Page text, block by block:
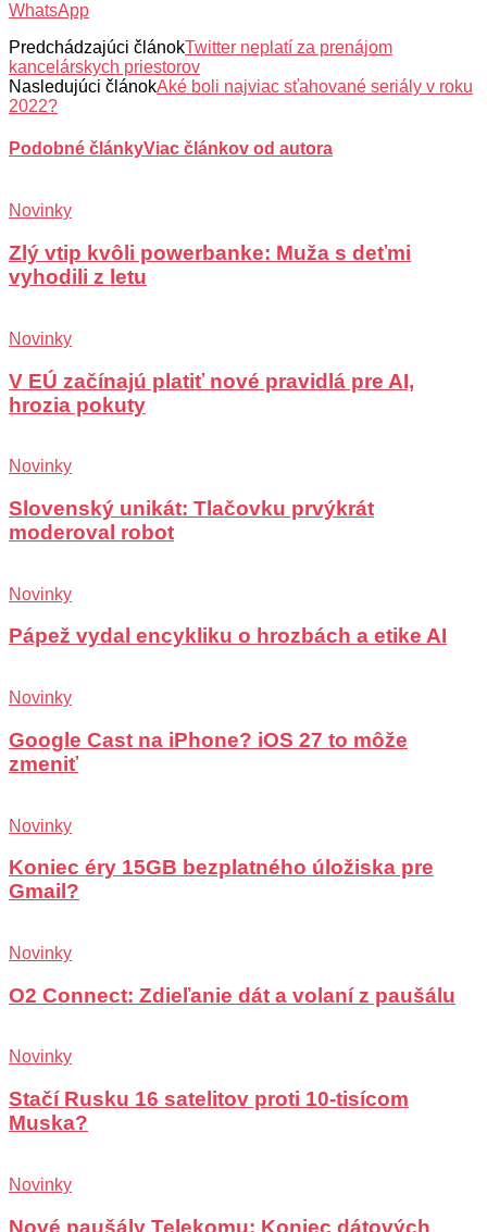
WhatsApp
Predchádzajúci článokTwitter neplatí za prenájom
kancelárskych priestorov
Nasledujúci článokAké boli najviac sťahované seriály v roku
2022?
Podobné článkyViac článkov od autora
Novinky
Zlý vtip kvôli powerbanke: Muža s deťmi
vyhodili z letu
Novinky
V EÚ začínajú platiť nové pravidlá pre AI,
hrozia pokuty
Novinky
Slovenský unikát: Tlačovku prvýkrát
moderoval robot
Novinky
Pápež vydal encykliku o hrozbách a etike AI
Novinky
Google Cast na iPhone? iOS 27 to môže
zmeniť
Novinky
Koniec éry 15GB bezplatného úložiska pre
Gmail?
Novinky
O2 Connect: Zdieľanie dát a volaní z paušálu
Novinky
Stačí Rusku 16 satelitov proti 10-tisícom
Muska?
Novinky
Nové paušály Telekomu: Koniec dátových